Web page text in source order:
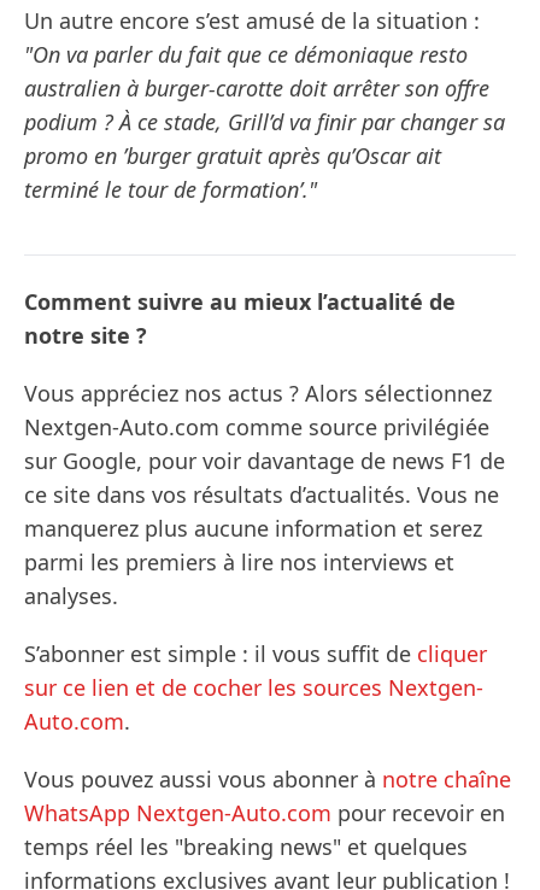
Un autre encore s’est amusé de la situation :
"On va parler du fait que ce démoniaque resto
australien à burger-carotte doit arrêter son offre
podium ? À ce stade, Grill’d va finir par changer sa
promo en ’burger gratuit après qu’Oscar ait
terminé le tour de formation’."
Comment suivre au mieux l’actualité de
notre site ?
Vous appréciez nos actus ? Alors sélectionnez
Nextgen-Auto.com comme source privilégiée
sur Google, pour voir davantage de news F1 de
ce site dans vos résultats d’actualités. Vous ne
manquerez plus aucune information et serez
parmi les premiers à lire nos interviews et
analyses.
S’abonner est simple : il vous suffit de cliquer
sur ce lien et de cocher les sources Nextgen-
Auto.com.
Vous pouvez aussi vous abonner à notre chaîne
WhatsApp Nextgen-Auto.com pour recevoir en
temps réel les "breaking news" et quelques
informations exclusives avant leur publication !